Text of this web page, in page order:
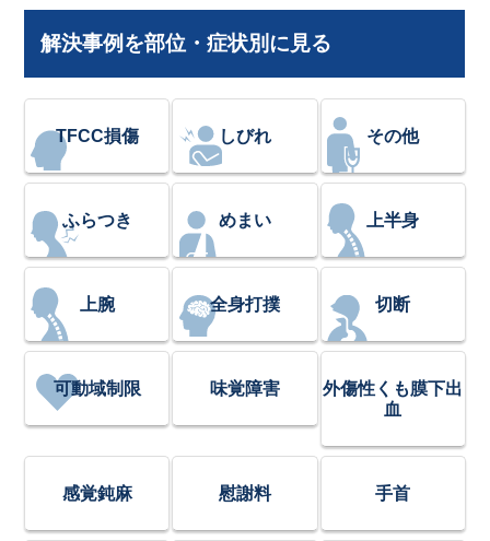
解決事例を部位・症状別に見る
TFCC損傷 しびれ その他
ふらつき めまい 上半身
上腕 全身打撲 切断
可動域制限 味覚障害
外傷性くも膜下出
血
感覚鈍麻 慰謝料 手首